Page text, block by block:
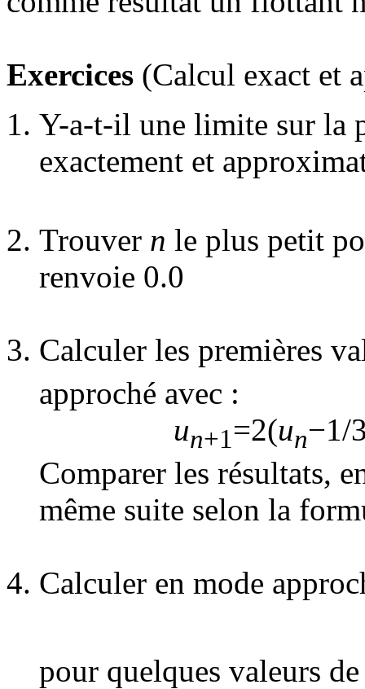
Exercices (Calcul exact et
Y-a-t-il une limite sur la
exactement et
Trouver n le plus petit
renvoie 0.0
Calculer les premières
approché avec :
un+1=2(un−1/
Comparer les résultats,
même suite selon la
Calculer en mode
pour quelques valeurs